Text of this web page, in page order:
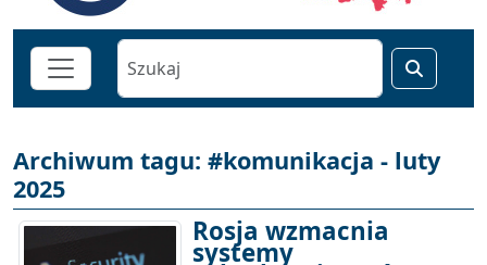
Archiwum tagu: #komunikacja - luty
2025
Rosja wzmacnia
systemy